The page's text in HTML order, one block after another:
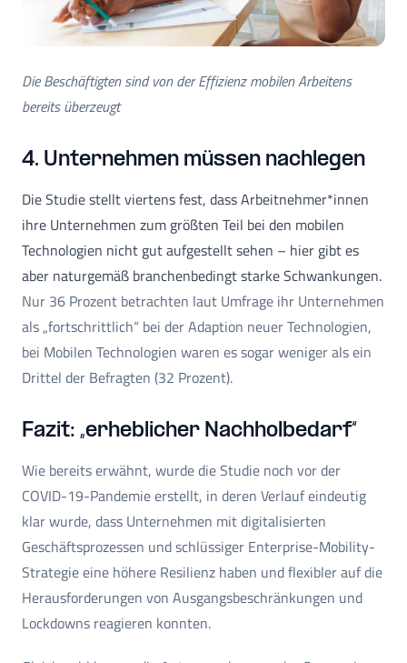
Die Beschäftigten sind von der Effizienz mobilen Arbeitens
bereits überzeugt
4. Unternehmen müssen nachlegen
Die Studie stellt viertens fest, dass Arbeitnehmer*innen
ihre Unternehmen zum größten Teil bei den mobilen
Technologien nicht gut aufgestellt sehen – hier gibt es
aber naturgemäß branchenbedingt starke Schwankungen.
Nur 36 Prozent betrachten laut Umfrage ihr Unternehmen
als „fortschrittlich“ bei der Adaption neuer Technologien,
bei Mobilen Technologien waren es sogar weniger als ein
Drittel der Befragten (32 Prozent).
Fazit: „erheblicher Nachholbedarf“
Wie bereits erwähnt, wurde die Studie noch vor der
COVID-19-Pandemie erstellt, in deren Verlauf eindeutig
klar wurde, dass Unternehmen mit digitalisierten
Geschäftsprozessen und schlüssiger Enterprise-Mobility-
Strategie eine höhere Resilienz haben und flexibler auf die
Herausforderungen von Ausgangsbeschränkungen und
Lockdowns reagieren konnten.